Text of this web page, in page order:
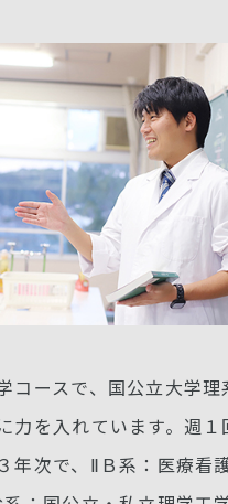
コースで、国公立大学理
力を入れています。週１
年次で、ⅡＢ系：医療看